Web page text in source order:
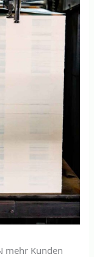
mehr Kunden